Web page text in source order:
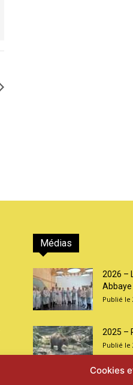
Cookies
Médias
2026 –
2025 –